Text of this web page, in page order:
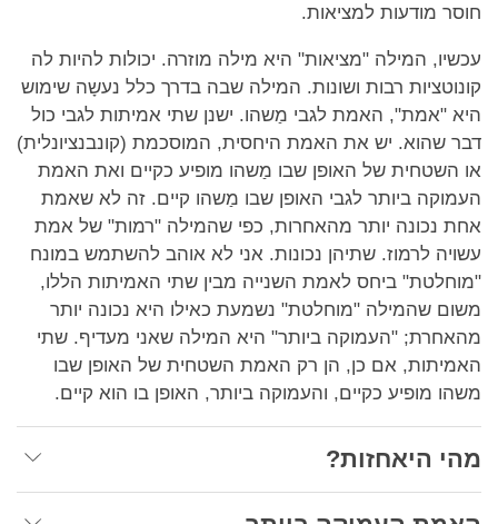
חוסר מודעות למציאות.
עכשיו, המילה "מציאות" היא מילה מוזרה. יכולות להיות לה
קונוטציות רבות ושונות. המילה שבה בדרך כלל נעשָה שימוש
היא "אמת", האמת לגבי מַשהו. ישנן שתי אמיתות לגבי כול
דבר שהוא. יש את האמת היחסית, המוסכמת (קונבנציונלית)
או השטחית של האופן שבו מַשהו מופיע כקיים ואת האמת
העמוקה ביותר לגבי האופן שבו מַשהו קיים. זה לא שאמת
אחת נכונה יותר מהאחרות, כפי שהמילה "רמות" של אמת
עשויה לרמוז. שתיהן נכונות. אני לא אוהב להשתמש במונח
"מוחלטת" ביחס לאמת השנייה מבין שתי האמיתות הללו,
משום שהמילה "מוחלטת" נשמעת כאילו היא נכונה יותר
מהאחרת; "העמוקה ביותר" היא המילה שאני מעדיף. שתי
האמיתות, אם כן, הן רק האמת השטחית של האופן שבו
משהו מופיע כקיים, והעמוקה ביותר, האופן בו הוא קיים.
מהי היאחזות?